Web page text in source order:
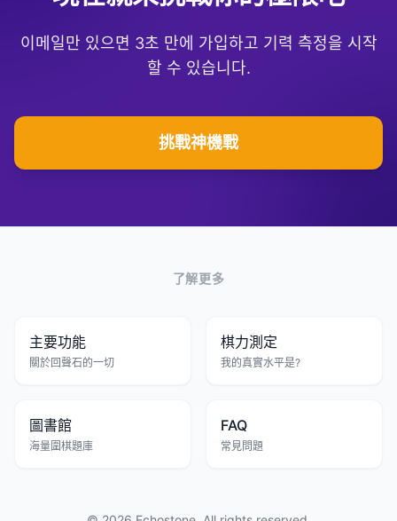
이메일만 있으면 3초 만에 가입하고 기력 측정을 시작
할 수 있습니다.
挑戰神機戰
了解更多
主要功能
關於回聲石的一切
棋力測定
我的真實水平是?
圖書館
海量圍棋題庫
FAQ
常見問題